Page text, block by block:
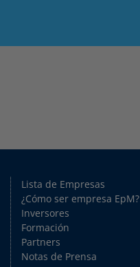
Lista de Empresas
¿Cómo ser empresa EpM?
Inversores
Formación
Partners
Notas de Prensa